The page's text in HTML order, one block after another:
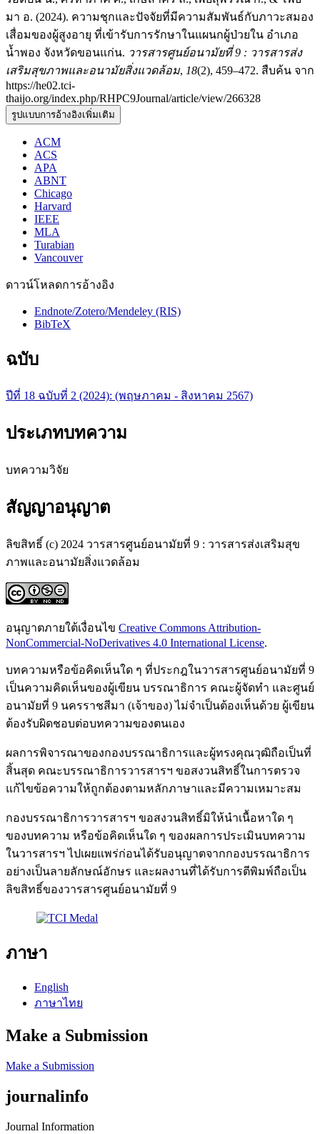
มา อ. (2024). ความชุกและปัจจัยที่มีความสัมพันธ์กับภาวะสมอง
เสื่อมของผู้สูงอายุ ที่เข้ารับการรักษาในแผนกผู้ป่วยใน อำเภอ
น้ำพอง จังหวัดขอนแก่น. วารสารศูนย์อนามัยที่ 9 : วารสารส่ง
เสริมสุขภาพและอนามัยสิ่งแวดล้อม, 18(2), 459–472. สืบค้น จาก
https://he02.tci-
thaijo.org/index.php/RHPC9Journal/article/view/266328
รูปแบบการอ้างอิงเพิ่มเติม
ACM
ACS
APA
ABNT
Chicago
Harvard
IEEE
MLA
Turabian
Vancouver
ดาวน์โหลดการอ้างอิง
Endnote/Zotero/Mendeley (RIS)
BibTeX
ฉบับ
ปีที่ 18 ฉบับที่ 2 (2024): (พฤษภาคม - สิงหาคม 2567)
ประเภทบทความ
บทความวิจัย
สัญญาอนุญาต
ลิขสิทธิ์ (c) 2024 วารสารศูนย์อนามัยที่ 9 : วารสารส่งเสริมสุข
ภาพและอนามัยสิ่งแวดล้อม
อนุญาตภายใต้เงื่อนไข Creative Commons Attribution-
NonCommercial-NoDerivatives 4.0 International License.
บทความหรือข้อคิดเห็นใด ๆ ที่ประกฎในวารสารศูนย์อนามัยที่ 9
เป็นความคิดเห็นของผู้เขียน บรรณาธิการ คณะผู้จัดทำ และศูนย์
อนามัยที่ 9 นครราชสีมา (เจ้าของ) ไม่จำเป็นต้องเห็นด้วย ผู้เขียน
ต้องรับผิดชอบต่อบทความของตนเอง
ผลการพิจารณาของกองบรรณาธิการและผู้ทรงคุณวุฒิถือเป็นที่
สิ้นสุด คณะบรรณาธิการวารสารฯ ขอสงวนสิทธิ์ในการตรวจ
แก้ไขข้อความให้ถูกต้องตามหลักภาษาและมีความเหมาะสม
กองบรรณาธิการวารสารฯ ขอสงวนสิทธิ์มิให้นำเนื้อหาใด ๆ
ของบทความ หรือข้อคิดเห็นใด ๆ ของผลการประเมินบทความ
ในวารสารฯ ไปเผยแพร่ก่อนได้รับอนุญาตจากกองบรรณาธิการ
อย่างเป็นลายลักษณ์อักษร และผลงานที่ได้รับการตีพิมพ์ถือเป็น
ลิขสิทธิ์ของวารสารศูนย์อนามัยที่ 9
ภาษา
English
ภาษาไทย
Make a Submission
Make a Submission
journalinfo
Journal Information